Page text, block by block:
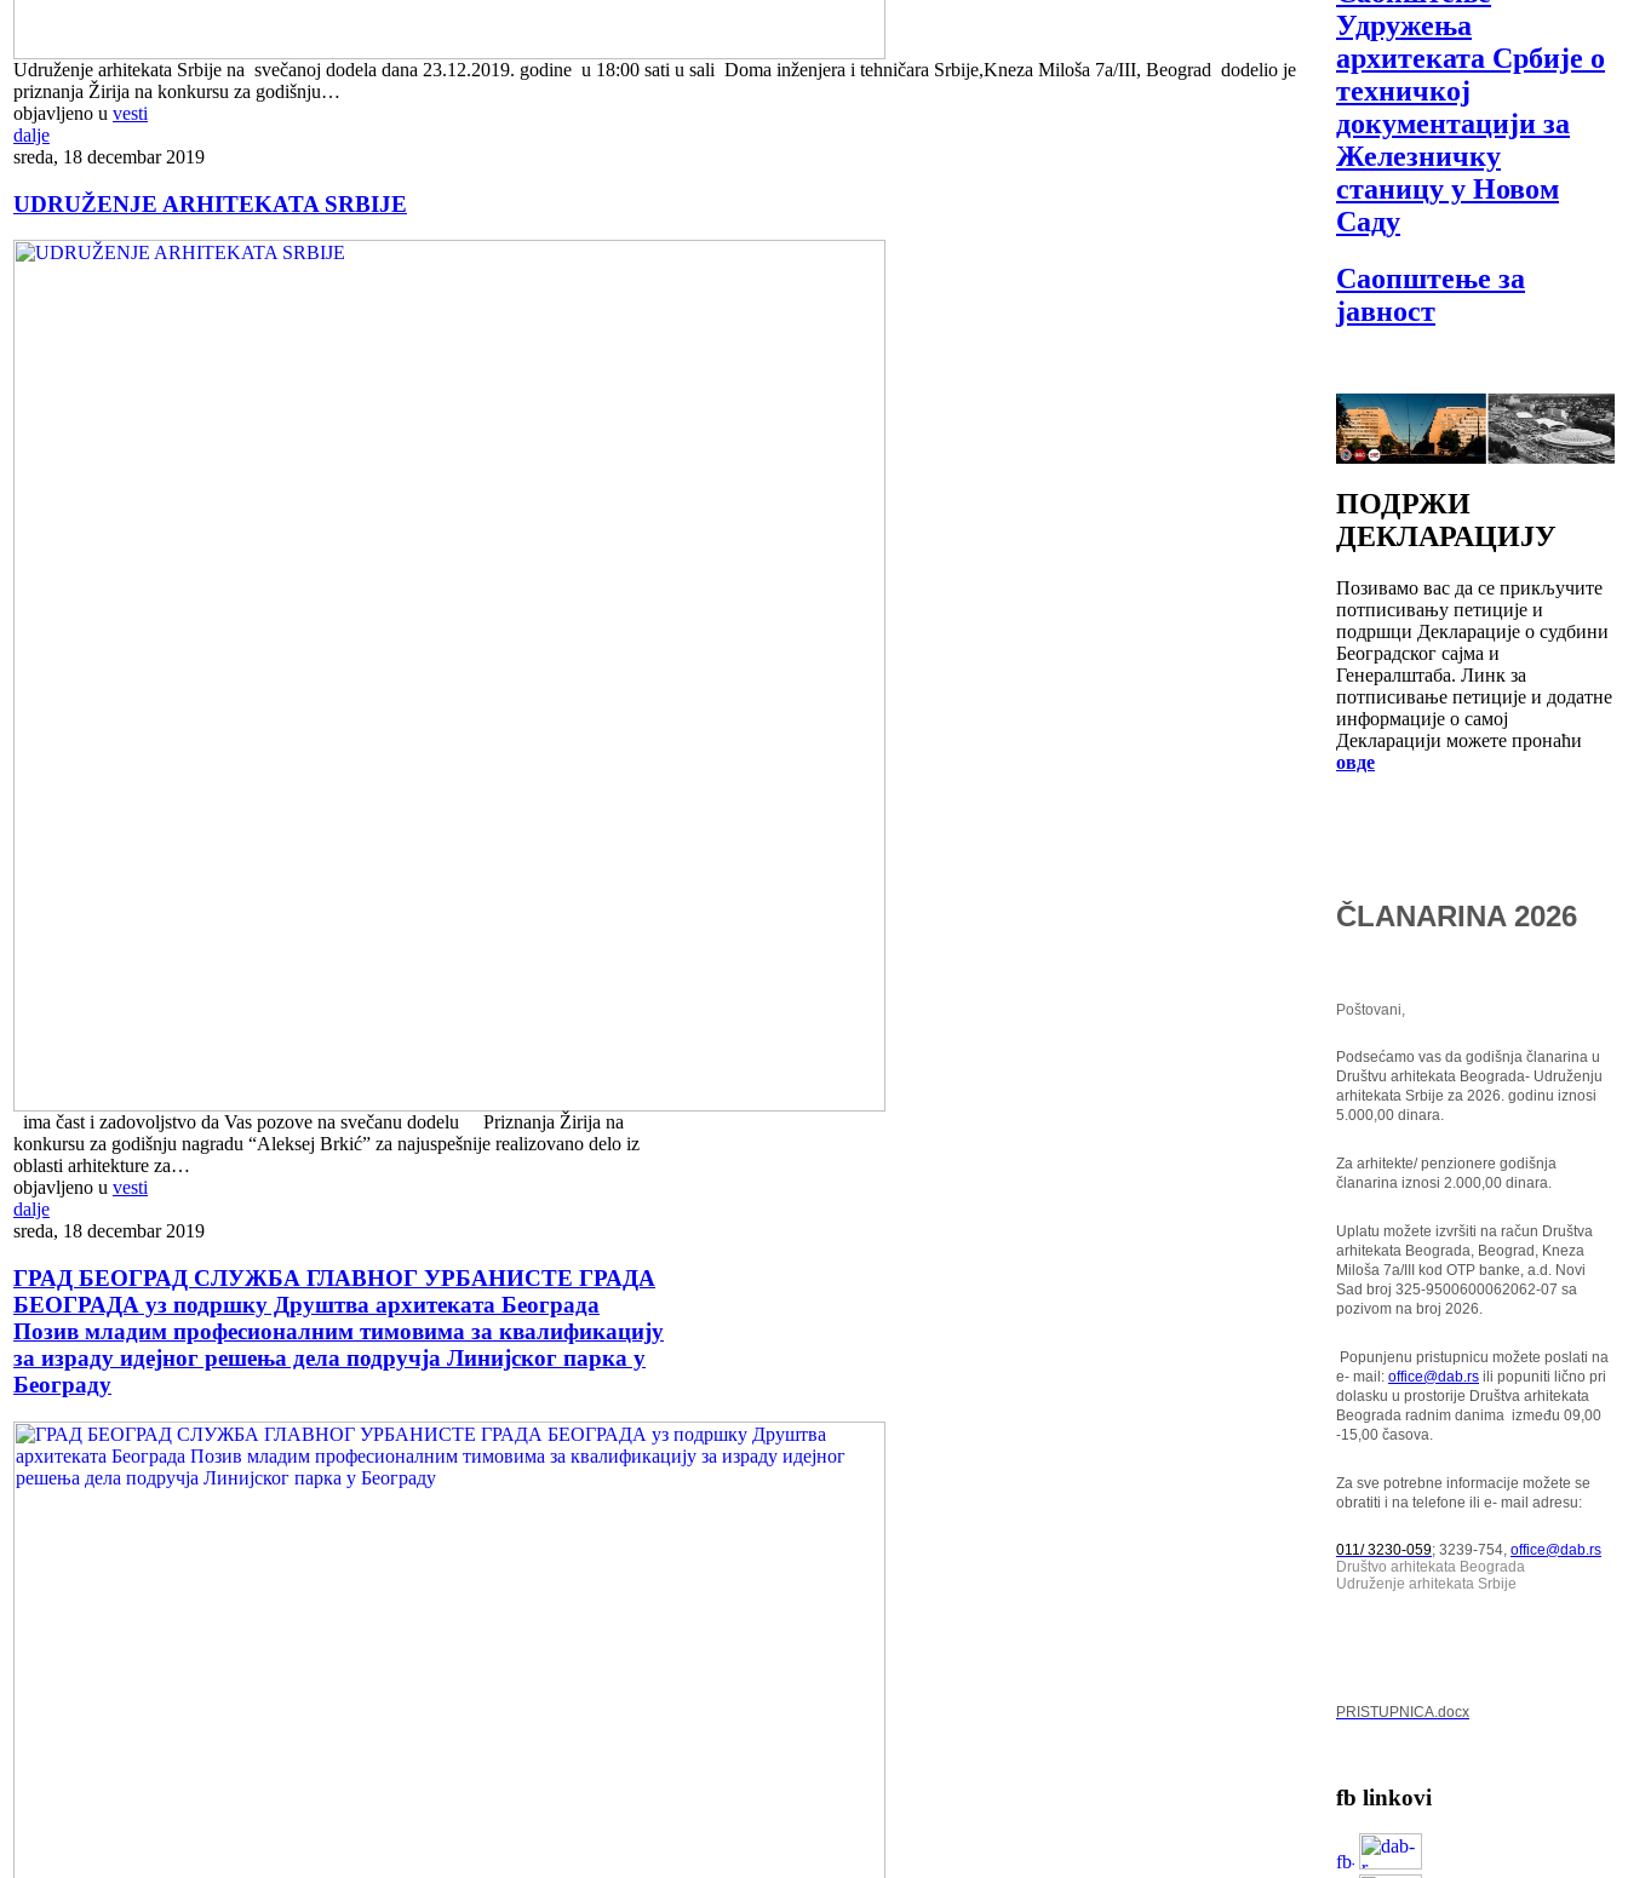
Udruženje arhitekata Srbije na svečanoj dodela dana 23.12.2019. godine u 18:00 sati u sali Doma inženjera i tehničara Srbije,Kneza Miloša 7a/III, Beograd dodelio je
priznanja Žirija na konkursu za godišnju…
objavljeno u vesti
dalje
sreda, 18 decembar 2019
UDRUŽENJE ARHITEKATA SRBIJE
ima čast i zadovoljstvo da Vas pozove na svečanu dodelu Priznanja Žirija na
konkursu za godišnju nagradu “Aleksej Brkić” za najuspešnije realizovano delo iz
oblasti arhitekture za…
objavljeno u vesti
dalje
sreda, 18 decembar 2019
ГРАД БЕОГРАД СЛУЖБА ГЛАВНОГ УРБАНИСТЕ ГРАДА
БЕОГРАДА уз подршку Друштва архитеката Београда
Позив младим професионалним тимовима за квалификацију
за израду идејног решења дела подручја Линијског парка у
Београду
Удружења
архитеката Србије о
техничкој
документацији за
Железничку
станицу у Новом
Саду
Саопштење за
јавност
ПОДРЖИ
ДЕКЛАРАЦИЈУ
Позивамо вас да се прикључите
потписивању петиције и
подршци Декларације о судбини
Београдског сајма и
Генералштаба. Линк за
потписивање петиције и додатне
информације о самој
Декларацији можете пронаћи
овде
ČLANARINA 2026
Poštovani,
Podsećamo vas da godišnja članarina u
Društvu arhitekata Beograda- Udruženju
arhitekata Srbije za 2026. godinu iznosi
5.000,00 dinara.
Za arhitekte/ penzionere godišnja
članarina iznosi 2.000,00 dinara.
Uplatu možete izvršiti na račun Društva
arhitekata Beograda, Beograd, Kneza
Miloša 7a/III kod OTP banke, a.d. Novi
Sad broj 325-9500600062062-07 sa
pozivom na broj 2026.
Popunjenu pristupnicu možete poslati na
e- mail: office@dab.rs ili popuniti lično pri
dolasku u prostorije Društva arhitekata
Beograda radnim danima između 09,00
-15,00 časova.
Za sve potrebne informacije možete se
obratiti i na telefone ili e- mail adresu:
011/ 3230-059; 3239-754, office@dab.rs
Društvo arhitekata Beograda
Udruženje arhitekata Srbije
PRISTUPNICA.docx
fb linkovi